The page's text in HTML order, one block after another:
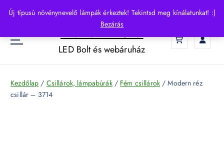
Új típusú növénynevelő lámpák érkeztek! Tekintsd meg kínálatunkat! :)
Bezárás
p
o
HelloLED.hu
LED Bolt és webáruház
Kezdőlap / Csillárok, lámpabúrák/ Fém csillárok/ Modern réz
csillár – 3714